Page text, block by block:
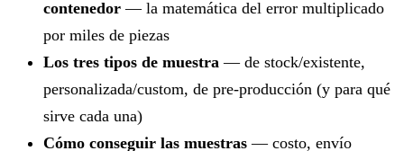
contenedor — la matemática del error multiplicado
por miles de piezas
Los tres tipos de muestra — de stock/existente,
personalizada/custom, de pre-producción (y para qué
sirve cada una)
Cómo conseguir las muestras — costo, envío